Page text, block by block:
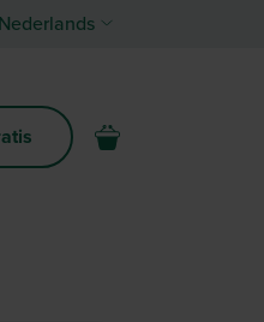
Nederlands